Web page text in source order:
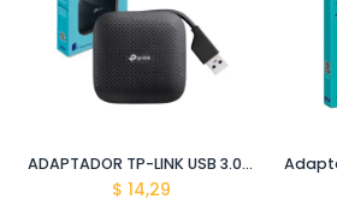
ADAPTADOR TP-LINK USB 3.0 HUB DE 4 PUERTOS PORTATIL UH400
$ 14,29